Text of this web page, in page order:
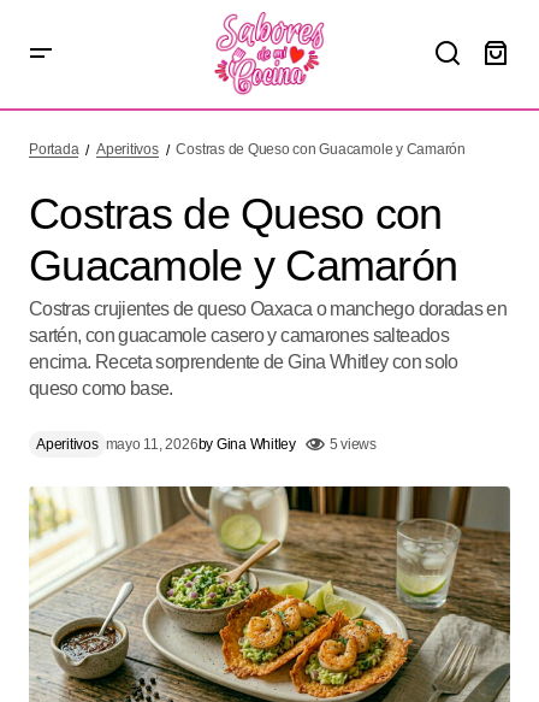
Portada Aperitivos Costras de Queso con Guacamole y Camarón
Costras de Queso con
Guacamole y Camarón
Costras crujientes de queso Oaxaca o manchego doradas en
sartén, con guacamole casero y camarones salteados
encima. Receta sorprendente de Gina Whitley con solo
queso como base.
Aperitivos mayo 11, 2026by Gina Whitley 5 views